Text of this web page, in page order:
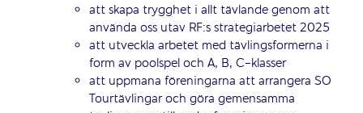
att skapa trygghet i allt tävlande genom att
använda oss utav RF:s strategiarbetet 2025
att utveckla arbetet med tävlingsformerna i
form av poolspel och A, B, C-klasser
att uppmana föreningarna att arrangera SO
Tourtävlingar och göra gemensamma